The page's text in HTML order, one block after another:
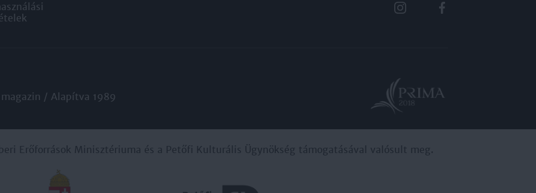
/ Alapítva 1989
Erőforrások Minisztériuma és a Petőfi Kulturális Ügynökség támogatásával valósult meg.